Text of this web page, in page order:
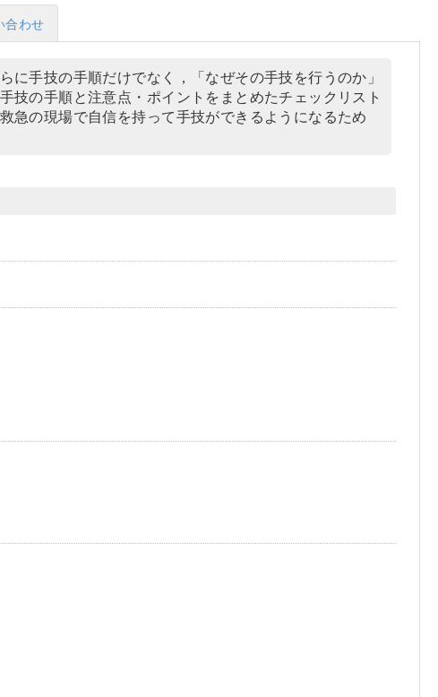
合わせ
手技の手順だけでなく，「なぜその手技を行うのか」
技の手順と注意点・ポイントをまとめたチェックリスト
急の現場で自信を持って手技ができるようになるため